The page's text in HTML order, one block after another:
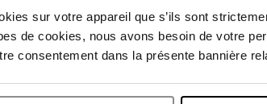
sur votre appareil que s’ils sont
de cookies, nous avons besoin de votre
consentement dans la présente bannière
quelque chose ?